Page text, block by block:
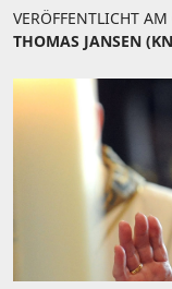
VERÖFFENTLICHT AM
THOMAS JANSEN